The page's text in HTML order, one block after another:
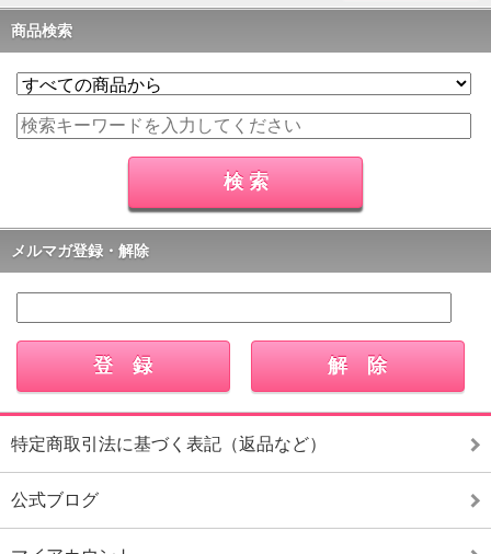
商品検索
メルマガ登録・解除
特定商取引法に基づく表記（返品など）
公式ブログ